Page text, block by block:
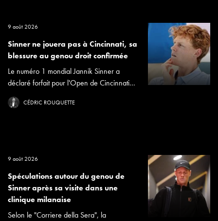
9 août 2026
Sinner ne jouera pas à Cincinnati, sa
blessure au genou droit confirmée
Le numéro 1 mondial Jannik Sinner a
déclaré forfait pour l'Open de Cincinnati...
CÉDRIC ROUQUETTE
9 août 2026
Spéculations autour du genou de
Sinner après sa visite dans une
clinique milanaise
Selon le "Corriere della Sera", la